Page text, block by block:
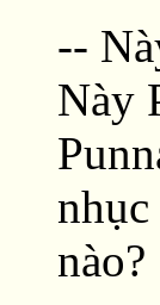
--
Này
nào?